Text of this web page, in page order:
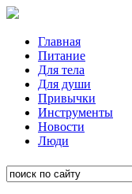
Главная
Питание
Для тела
Для души
Привычки
Инструменты
Новости
Люди